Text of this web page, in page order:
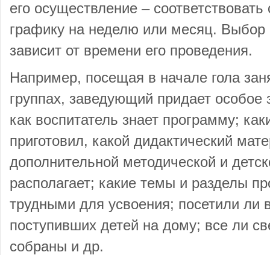
его осуществление –
графику на неделю или месяц.
зависит от времени его проведения.
Например, посещая в начале гола
группах, заведующий придает особое
как воспитатель знает программу;
приготовил, какой дидактический
дополнительной методической и
располагает; какие темы и разделы
трудными для усвоения; посетили ли
поступивших детей на дому; все ли
собраны и др.